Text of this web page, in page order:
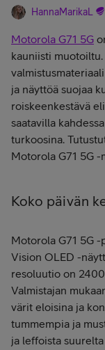
HannaMarikaL
Motorola G71 5G
kauniisti
ja näyttöä suojaa
roiskeenkestävä
saatavilla
turkoosina.
Motorola G71 5G -
Koko päivän
Motorola G71 5G
Vision OLED -
resoluutio on
Valmistajan
värit eloisina ja
tummempia ja
ja leffoista